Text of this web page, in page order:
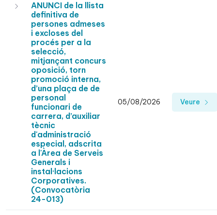
ANUNCI de la llista
definitiva de
persones admeses
i excloses del
procés per a la
selecció,
mitjançant concurs
oposició, torn
promoció interna,
d’una plaça de de
personal
funcionari de
carrera, d’auxiliar
tècnic
d'administració
especial, adscrita
a l'Àrea de Serveis
Generals i
instal·lacions
Corporatives.
(Convocatòria
24-013)
05/08/2026 Veure